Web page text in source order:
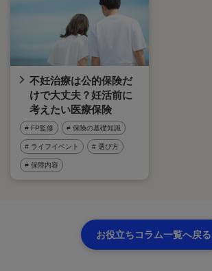
不妊治療は公的保険だ
けで大丈夫？妊活前に
考えたい医療保険
# FP監修 # 保険の基礎知識
# ライフイベント # 選び方
# 保障内容
お役立ちコラム一覧へ戻る